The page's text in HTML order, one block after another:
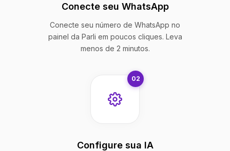
Conecte seu WhatsApp
Conecte seu número de WhatsApp no
painel da Parli em poucos cliques. Leva
menos de 2 minutos.
02
Configure sua IA